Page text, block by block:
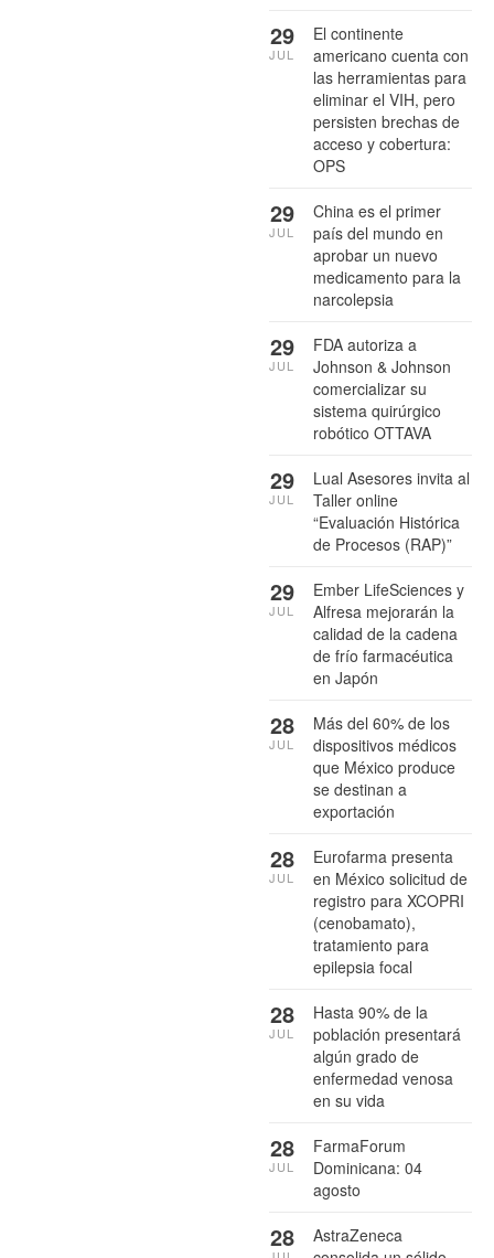
El continente
americano cuenta con
las herramientas para
eliminar el VIH, pero
persisten brechas de
acceso y cobertura:
OPS
29
JUL
China es el primer
país del mundo en
aprobar un nuevo
medicamento para la
narcolepsia
29
JUL
FDA autoriza a
Johnson & Johnson
comercializar su
sistema quirúrgico
robótico OTTAVA
29
JUL
Lual Asesores invita al
Taller online
“Evaluación Histórica
de Procesos (RAP)”
29
JUL
Ember LifeSciences y
Alfresa mejorarán la
calidad de la cadena
de frío farmacéutica
en Japón
29
JUL
Más del 60% de los
dispositivos médicos
que México produce
se destinan a
exportación
28
JUL
Eurofarma presenta
en México solicitud de
registro para XCOPRI
(cenobamato),
tratamiento para
epilepsia focal
28
JUL
Hasta 90% de la
población presentará
algún grado de
enfermedad venosa
en su vida
28
JUL
FarmaForum
Dominicana: 04
agosto
28
JUL
AstraZeneca
28